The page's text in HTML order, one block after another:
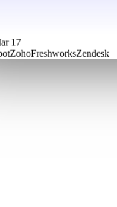
17
ZohoFreshworksZendesk